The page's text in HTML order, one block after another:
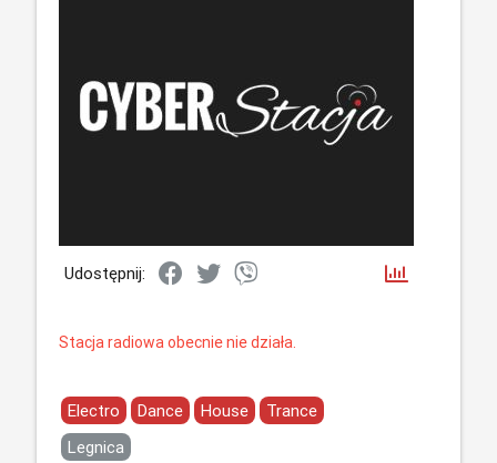
Udostępnij:
Stacja radiowa obecnie nie działa.
Electro Dance House
Trance
Legnica